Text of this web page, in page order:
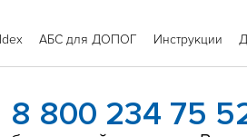
АБС для ДОПОГ Инструкции
8 800 234 75